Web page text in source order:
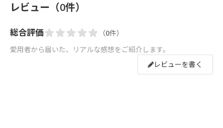
レビュー（0件）
総合評価
（0件）
愛用者から届いた、リアルな感想をご紹介します。
レビューを書く